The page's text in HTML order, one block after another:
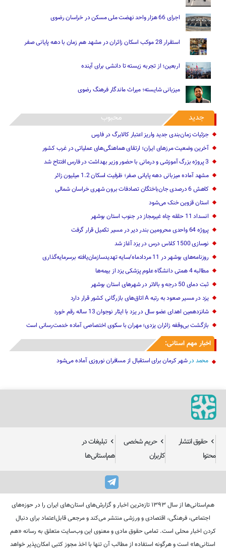
اجرای 66 هزار واحد نهضت ملی مسکن در خراسان رضوی
استقرار 28 موکب اسکان زائران در مشهد هم زمان با دهه پایانی صفر
اربعین؛ از تجربه زیسته تا دانشی برای آینده
میزبانی شایسته؛ میراث ماندگار فرهنگ رضوی
جدید محبوب
جزئیات زمان‌بندی جدید واریز اعتبار کالابرگ در فارس
آخرین وضعیت مرزهای ایران؛ ارتقای هماهنگی‌های عملیاتی در غرب کشور
3 پروژه بزرگ آموزشی و درمانی با حضور وزیر بهداشت در فارس افتتاح شد
مشهد آماده میزبانی دهه پایانی صفر؛ ظرفیت اسکان 1.2 میلیون زائر
کاهش 6 درصدی جان‌باختگان تصادفات برون شهری خراسان شمالی
استان قزوین خنک‌ می‌شود
انسداد 11 حلقه چاه غیرمجاز در جنوب استان بوشهر
پروژه 64 واحدی محرومین بندر دیر در مسیر تکمیل قرار گرفت
نوسازی 1500 کلاس درس در یزد آغاز شد
روزنامه‌های بوشهر در 11 مردادماه/سایه تهدیدسازمان‌یافته برسرمایه‌گذاری
مطالبه 4 همتی دانشگاه علوم پزشکی یزد از بیمه‌ها
ثبت دمای 50 درجه و بالاتر در شهرهای استان بوشهر
یزد در مسیر صعود به رتبه A اتاق‌های بازرگانی کشور قرار دارد
شانزدهمین اهدای عضو سال در یزد با ایثار نوجوان 13 ساله رقم خورد
بازگشت بی‌وقفه زائران یزدی؛ مهران با سکوی اختصاصی آماده خدمت‌رسانی است
اخبار مهم استانی:
محمد درشهر کرمان برای استقبال از مسافران نوروزی آماده می‌شود
حقوق انتشار
محتوا
حریم شخصی
کاربران
تبلیغات در
هم‌استانی‌ها
هم‌استانی‌ها از سال ۱۳۹۳ تازه‌ترین اخبار و گزارش‌های استان‌های ایران را در حوزه‌های
اجتماعی، فرهنگی، اقتصادی و ورزشی منتشر می‌کند و مرجعی قابل‌اعتماد برای دنبال
کردن اخبار محلی است. تمامی حقوق مادی و معنوی این وب‌سایت متعلق به رسانه «هم
استانی‌ها» است و هرگونه استفاده از مطالب آن تنها با اخذ مجوز کتبی امکان‌پذیر خواهد